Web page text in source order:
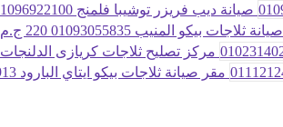
صيانة ديب فريزر توشيبا فلمنج 01096922100
صيانة ثلاجات بيكو المنيب 01093055835
220 ج.م
مركز تصليح ثلاجات كريازى الدلنجات 01023140280
مقر صيانة ثلاجات بيكو ايتاي البارود 01112124913